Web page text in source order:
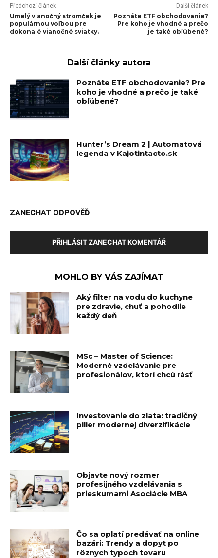
Předchozí článek
Umelý vianočný stromček je
populárnou voľbou pre
dokonalé vianočné sviatky.
Další článek
Poznáte ETF obchodovanie?
Pre koho je vhodné a prečo
je také obľúbené?
Další články autora
Poznáte ETF obchodovanie? Pre
koho je vhodné a prečo je také
obľúbené?
Hunter’s Dream 2 | Automatová
legenda v Kajotintacto.sk
ZANECHAT ODPOVĚĎ
PŘIHLÁSIT ZANECHAT KOMENTÁŘ
MOHLO BY VÁS ZAJÍMAT
Aký filter na vodu do kuchyne
pre zdravie, chuť a pohodlie
každý deň
MSc – Master of Science:
Moderné vzdelávanie pre
profesionálov, ktorí chcú rásť
Investovanie do zlata: tradičný
pilier modernej diverzifikácie
Objavte nový rozmer
profesijného vzdelávania s
prieskumami Asociácie MBA
Čo sa oplatí predávať na online
bazári: Trendy a dopyt po
rôznych typoch tovaru